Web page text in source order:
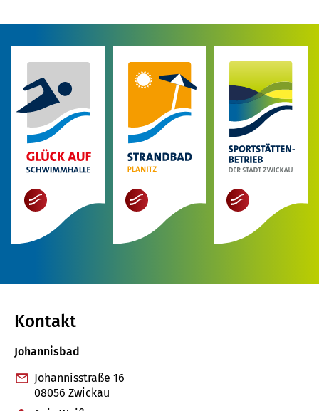
mehr mehr mehr
Kontakt
Johannisbad
Johannisstraße 16
08056 Zwickau